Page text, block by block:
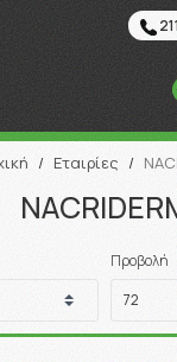
/ Εταιρίες /
Προβολή